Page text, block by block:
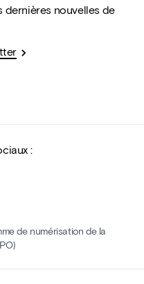
dernières nouvelles de
:
de numérisation de la